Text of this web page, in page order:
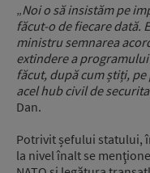
„Noi o să insistăm pe
făcut-o de fiecare dată.
ministru semnarea
extindere a
făcut, după cum știți,
acel hub civil de
Dan.
Potrivit șefului statului,
la nivel înalt se